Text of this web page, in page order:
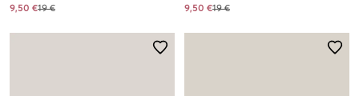
9,50 €19 €
9,50 €19 €